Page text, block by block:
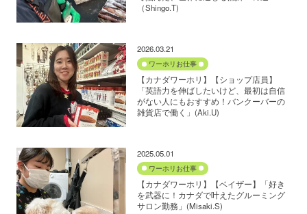
（Shingo.T)
2026.03.21
ワーホリお仕事
【カナダワーホリ】【ショップ店員】
「英語力を伸ばしたいけど、最初は自信
がない人にもおすすめ！バンクーバーの
雑貨店で働く」(Aki.U)
2025.05.01
ワーホリお仕事
【カナダワーホリ】【ベイザー】「好き
を武器に！カナダで叶えたグルーミング
サロン勤務」(Misaki.S)